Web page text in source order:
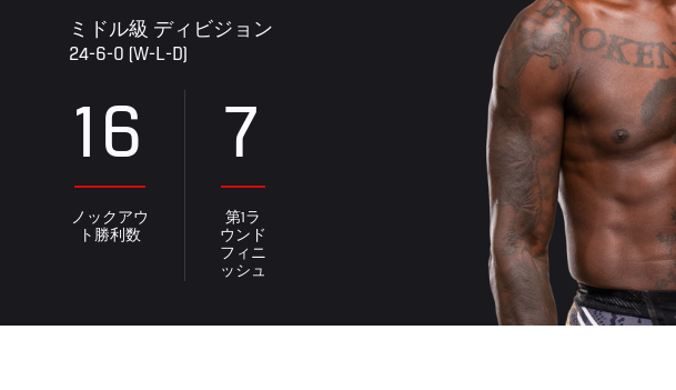
ミドル級 ディビジョン
24-6-0 (W-L-D)
16
ノックアウ
ト勝利数
7
第1ラ
ウンド
フィニ
ッシュ